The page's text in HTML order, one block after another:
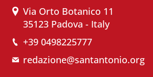
Via Orto Botanico 11
35123 Padova - Italy
+39 0498225777
redazione@santantonio.org